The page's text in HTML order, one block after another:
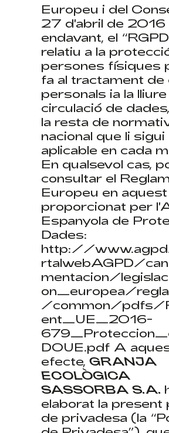
Europeu i del
27 d'abril de 2016
endavant, el
relatiu a la
persones físiques
fa al tractament de
personals ia la lliure
circulació de
la resta de
nacional que li sigui
aplicable en cada
En qualsevol cas,
consultar el
Europeu en aquest
proporcionat per
Espanyola de
Dades:
http://
rtalwebAGPD/
mentacion/
on_europea/
/common/pdfs/
ent_UE_2016-
DOUE.pdf A
efecte,GRANJA
ECOLÒGICA
SASSORBA S.A.
elaborat la present
de privadesa (la